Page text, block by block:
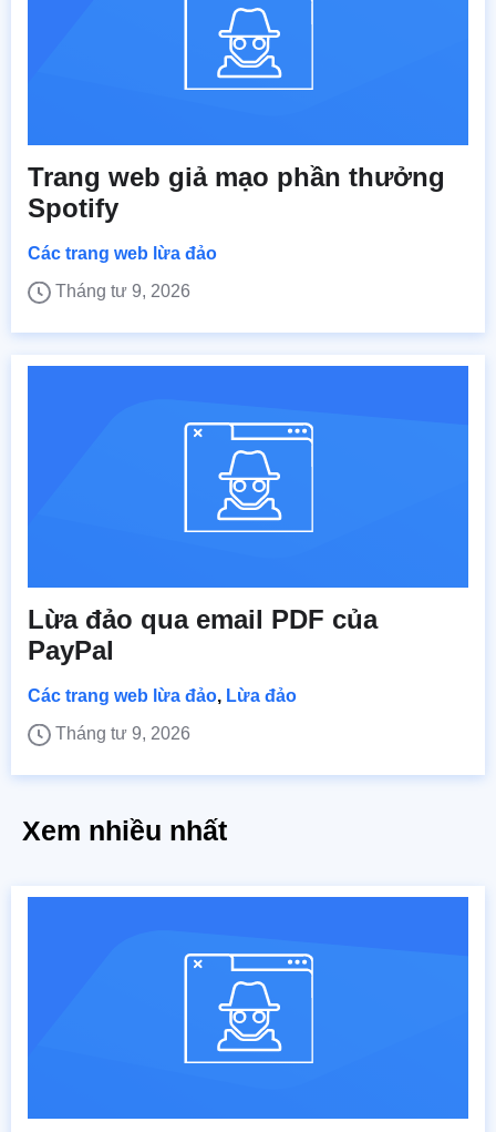
Trang web giả mạo phần thưởng
Spotify
Các trang web lừa đảo
Tháng tư 9, 2026
Lừa đảo qua email PDF của
PayPal
Các trang web lừa đảo, Lừa đảo
Tháng tư 9, 2026
Xem nhiều nhất